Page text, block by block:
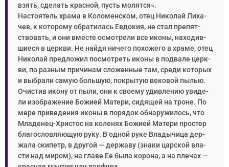
взять, сде­лать крас­ной, пусть мо­лят­ся».
На­сто­я­тель хра­ма в Ко­ло­мен­ском, отец Ни­ко­лай Ли­ха­
чев, к ко­то­ро­му об­ра­ти­лась Ев­до­кия, не стал пре­пят­
ство­вать, и они вме­сте осмот­ре­ли все ико­ны, на­хо­див­
ши­е­ся в церк­ви. Не най­дя ни­че­го по­хо­же­го в хра­ме, отец
Ни­ко­лай пред­ло­жил по­смот­реть ико­ны в под­ва­ле церк­
ви, по раз­ным при­чи­нам сло­жен­ные там, сре­ди ко­то­рых
и вы­бра­ли са­мую боль­шую, по­кры­тую ве­ко­вой пы­лью.
Очи­стив ико­ну от пы­ли, они к сво­е­му удив­ле­нию уви­де­
ли изо­бра­же­ние Бо­жи­ей Ма­те­ри, си­дя­щей на троне. По
ме­ре при­ве­де­ния ико­ны в по­ря­док об­на­ру­жи­лось, что
Мла­де­нец-Хри­стос на ко­ле­нях Бо­жи­ей Ма­те­ри про­стер
бла­го­слов­ля­ю­щую ру­ку. В од­ной ру­ке Вла­ды­чи­ца дер­
жа­ла ски­петр, в дру­гой — дер­жа­ву (зна­ки цар­ской вла­
сти над ми­ром), на гла­ве Ее бы­ла ко­ро­на, а на пле­чах —